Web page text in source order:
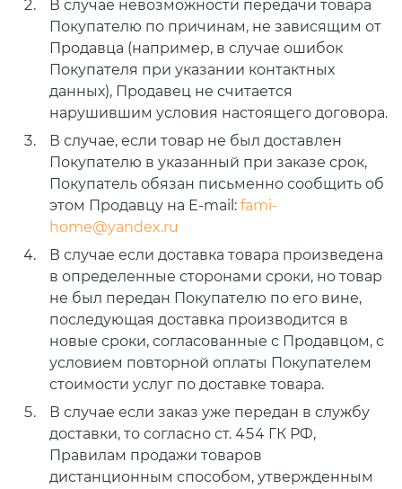
В случае невозможности передачи товара
Покупателю по причинам, не зависящим от
Продавца (например, в случае ошибок
Покупателя при указании контактных
данных), Продавец не считается
нарушившим условия настоящего договора.
В случае, если товар не был доставлен
Покупателю в указанный при заказе срок,
Покупатель обязан письменно сообщить об
этом Продавцу на E-mail: fami-
home@yandex.ru
В случае если доставка товара произведена
в определенные сторонами сроки, но товар
не был передан Покупателю по его вине,
последующая доставка производится в
новые сроки, согласованные с Продавцом, с
условием повторной оплаты Покупателем
стоимости услуг по доставке товара.
В случае если заказ уже передан в службу
доставки, то согласно ст. 454 ГК РФ,
Правилам продажи товаров
дистанционным способом, утвержденным